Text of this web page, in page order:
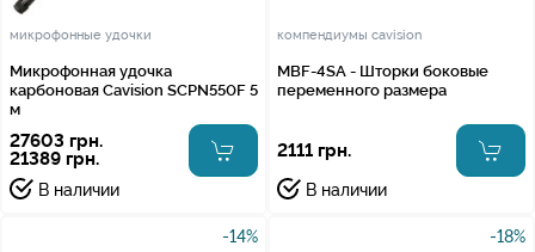
микрофонные удочки
Микрофонная удочка
карбоновая Cavision SCPN550F 5
м
27603 грн.
21389 грн.
В наличии
компендиумы cavision
MBF-4SA - Шторки боковые
переменного размера
2111 грн.
В наличии
-14% -18%